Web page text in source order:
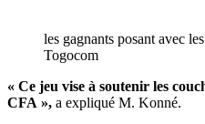
les gagnants posant avec
Togocom
« Ce jeu vise à soutenir les
CFA », a expliqué M. Konné.